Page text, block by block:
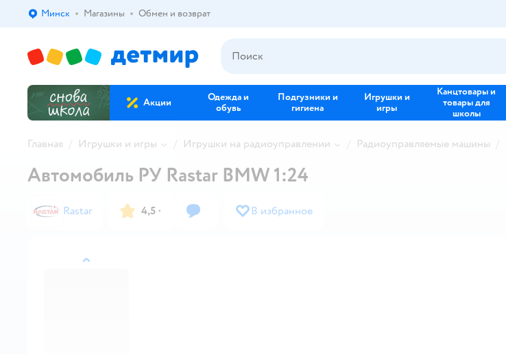
Выбор адреса доставки.
Минск Магазины Обмен и возврат
Акции
Одежда и
обувь
Подгузники и
гигиена
Игрушки и
игры
Канцтовары и
товары для
школы
Главная Игрушки и игры Игрушки на радиоуправлении Радиоуправляемые машины
назад
Автомобиль РУ Rastar BMW 1:24
Rastar 4,5 · В избранное